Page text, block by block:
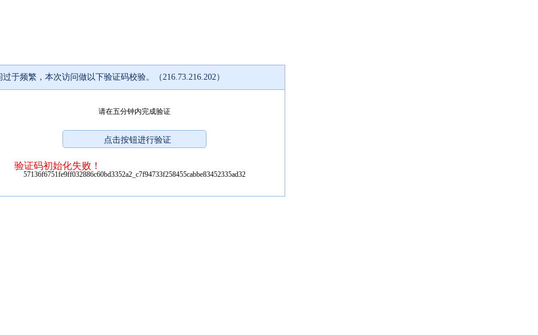
过于频繁，本次访问做以下验证码校验。（216.73.216.202）
请在五分钟内完成验证
验证码初始化失败！
57136f6751fe9ff032886c60bd3352a2_c7f94733f258455cabbe83452335ad32